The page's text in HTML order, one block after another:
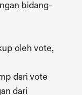
bidang-
oleh vote,
dari vote
dari